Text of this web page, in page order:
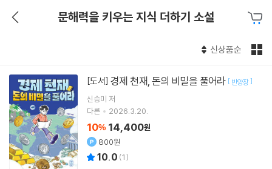
문해력을 키우는 지식 더하기 소설
신상품순
[도서] 경제 천재, 돈의 비밀을 풀어라 [ 반양장]
신승미 저
다른
2026.3.20.
10% 14,400원
800원
10.0 (1)